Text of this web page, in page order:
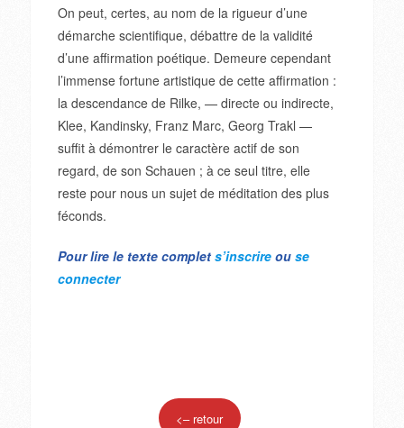
On peut, certes, au nom de la rigueur d’une
démarche scientifique, débattre de la validité
d’une affirmation poétique. Demeure cependant
l’immense fortune artistique de cette affirmation :
la descendance de Rilke, — directe ou indirecte,
Klee, Kandinsky, Franz Marc, Georg Trakl —
suffit à démontrer le caractère actif de son
regard, de son Schauen ; à ce seul titre, elle
reste pour nous un sujet de méditation des plus
féconds.
Pour lire le texte complet s’inscrireou se
connecter
<– retour